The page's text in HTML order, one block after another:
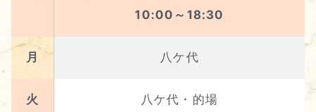
月
火
10:00～18:30
八ケ代
八ケ代・的場